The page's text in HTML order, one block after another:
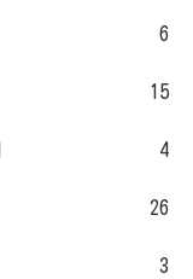
6
15
4
26
3